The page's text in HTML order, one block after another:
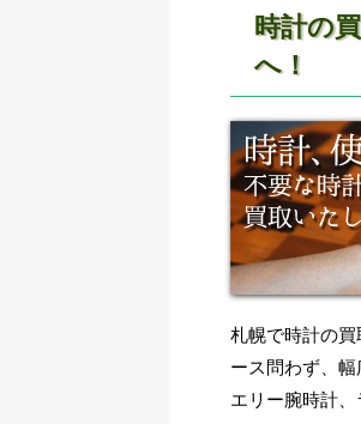
時計の
へ！
札幌で時計の
ース問わず、
エリー腕時計